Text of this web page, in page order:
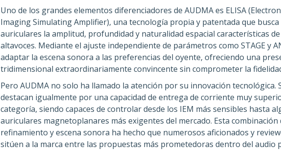
Uno de los grandes elementos diferenciadores de AUDMA es ELISA
Imaging Simulating Amplifier), una tecnología propia y patentada que
auriculares la amplitud, profundidad y naturalidad espacial características
altavoces. Mediante el ajuste independiente de parámetros como STAGE y
adaptar la escena sonora a las preferencias del oyente, ofreciendo una
tridimensional extraordinariamente convincente sin comprometer la
Pero AUDMA no solo ha llamado la atención por su innovación tecnológica.
destacan igualmente por una capacidad de entrega de corriente muy
categoría, siendo capaces de controlar desde los IEM más sensibles hasta
auriculares magnetoplanares más exigentes del mercado. Esta combinación
refinamiento y escena sonora ha hecho que numerosos aficionados y
sitúen a la marca entre las propuestas más prometedoras dentro del audio